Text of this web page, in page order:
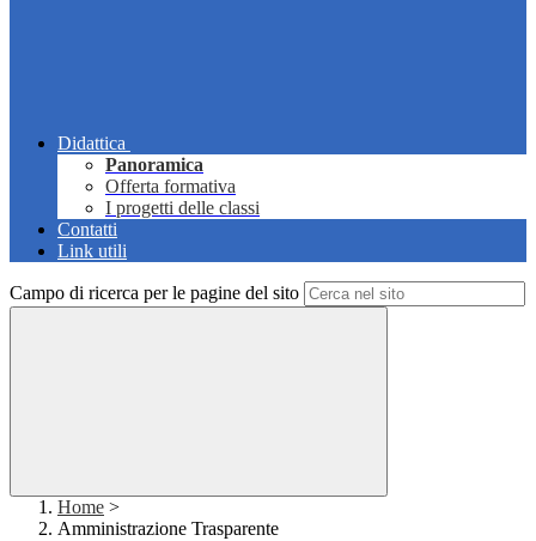
Didattica
Panoramica
Offerta formativa
I progetti delle classi
Contatti
Link utili
Campo di ricerca per le pagine del sito
Home >
Amministrazione Trasparente